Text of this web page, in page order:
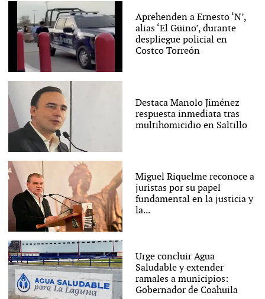
Aprehenden a Ernesto ‘N’,
alias ‘El Güino’, durante
despliegue policial en
Costco Torreón
Destaca Manolo Jiménez
respuesta inmediata tras
multihomicidio en Saltillo
Miguel Riquelme reconoce a
juristas por su papel
fundamental en la justicia y
la...
Urge concluir Agua
Saludable y extender
ramales a municipios:
Gobernador de Coahuila